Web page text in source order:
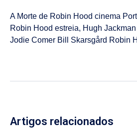
A Morte de Robin Hood cinema
Robin Hood estreia, Hugh
Jodie Comer Bill Skarsgård Robin
Artigos relacionados